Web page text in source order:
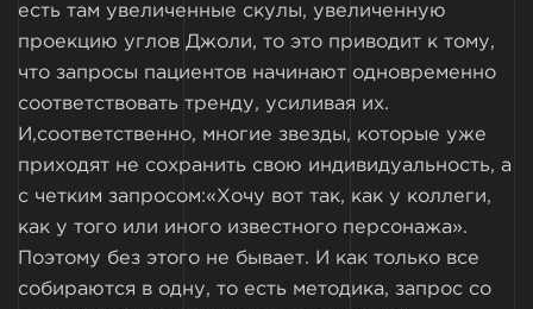
есть там увеличенные скулы, увеличенную
проекцию углов Джоли, то это приводит к тому,
что запросы пациентов начинают одновременно
соответствовать тренду, усиливая их.
И,соответственно, многие звезды, которые уже
приходят не сохранить свою индивидуальность, а
с четким запросом:«Хочу вот так, как у коллеги,
как у того или иного известного персонажа».
Поэтому без этого не бывает. И как только все
собираются в одну, то есть методика, запрос со